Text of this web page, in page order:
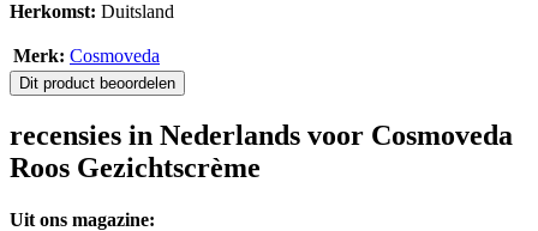
Herkomst: Duitsland
Merk: Cosmoveda
Dit product beoordelen
recensies in Nederlands voor Cosmoveda
Roos Gezichtscrème
Uit ons magazine: